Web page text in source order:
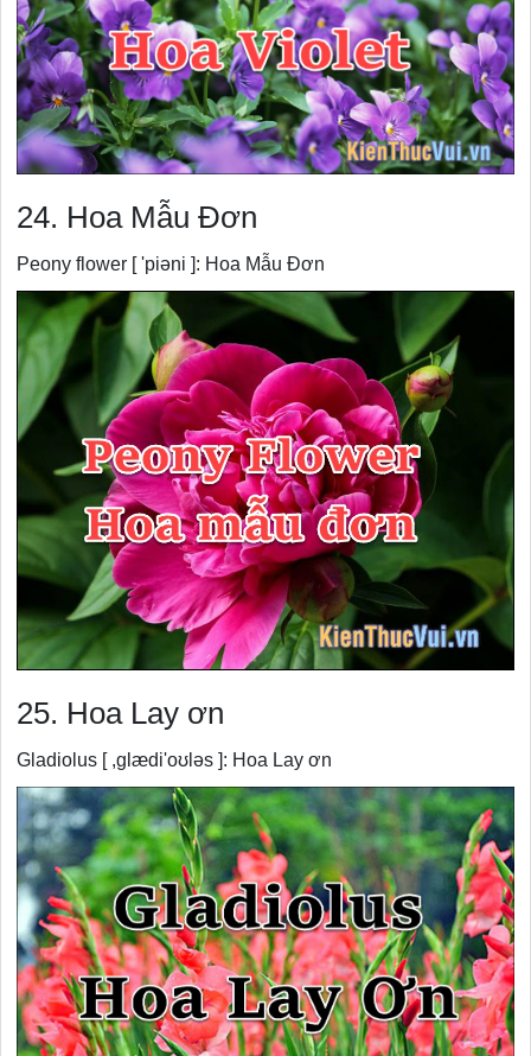
24. Hoa Mẫu Đơn
Peony flower [ 'piəni ]: Hoa Mẫu Đơn
25. Hoa Lay ơn
Gladiolus [ ,glædi'oʊləs ]: Hoa Lay ơn